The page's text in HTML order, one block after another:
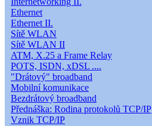
Ethernet
Ethernet II.
Sítě WLAN
Sítě WLAN II
ATM, X.25 a Frame Relay
POTS, ISDN, xDSL ....
"Drátový" broadband
Mobilní komunikace
Bezdrátový broadband
Přednáška: Rodina protokolů TCP/IP
Vznik TCP/IP